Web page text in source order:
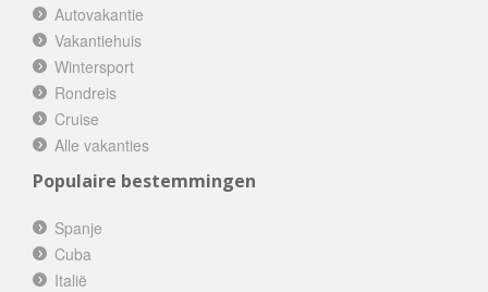
Autovakantie
Vakantiehuis
Wintersport
Rondreis
Cruise
Alle vakanties
Populaire bestemmingen
Spanje
Cuba
Italië